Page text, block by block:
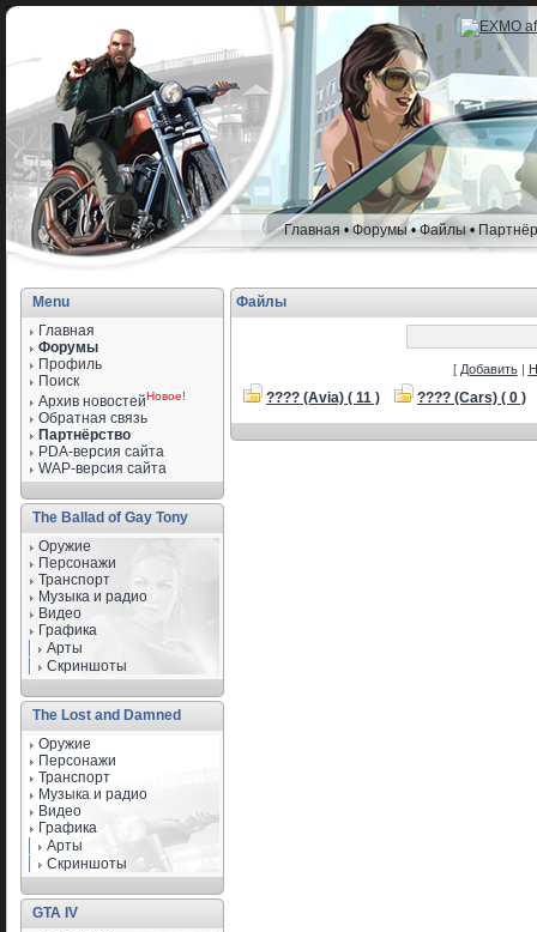
Главная • Форумы•Файлы•
Menu
Главная
Форумы
Профиль
Поиск
Архив новостейНовое!
Обратная связь
Партнёрство
PDA-версия сайта
WAP-версия сайта
The Ballad of Gay Tony
Оружие
Персонажи
Транспорт
Музыка и радио
Видео
Графика
Арты
Скриншоты
The Lost and Damned
Оружие
Персонажи
Транспорт
Музыка и радио
Видео
Графика
Арты
Скриншоты
GTA IV
Файлы
[ Добавить|
???? (Avia) ( 11 ) ???? (Cars) ( 0 )